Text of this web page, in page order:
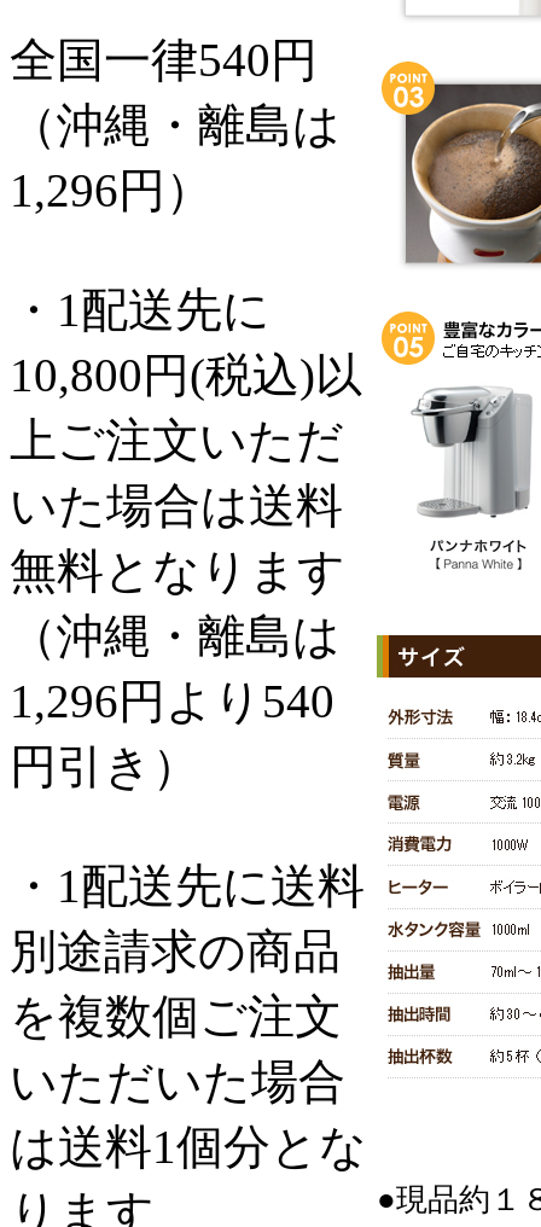
●現品約１
全国一律540円
（沖縄・離島は
1,296円）
・1配送先に
10,800円(税込)以
上ご注文いただ
いた場合は送料
無料となります
（沖縄・離島は
1,296円より540
円引き）
・1配送先に送料
別途請求の商品
を複数個ご注文
いただいた場合
は送料1個分とな
ります